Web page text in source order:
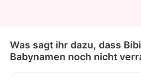
Was sagt ihr dazu, dass
Babynamen noch nicht